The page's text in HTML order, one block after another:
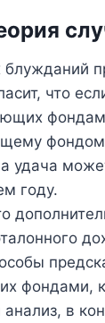
что
удача
году.
фондами,
в